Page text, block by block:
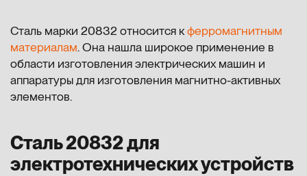
Сталь марки 20832 относится кферромагнитным
материалам. Она нашла широкое применение в
области изготовления электрических машин и
аппаратуры для изготовления магнитно-активных
элементов.
Сталь 20832 для
электротехнических устройств